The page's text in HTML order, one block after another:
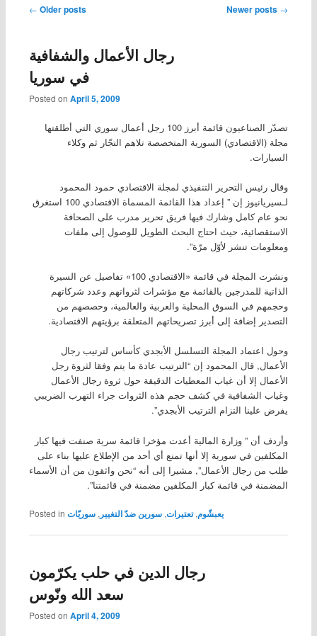
Post navigation
← Older posts Newer posts →
رجال الأعمال والشفافية
في سوريا
Posted on April 5, 2009
تصدّر الصناعيون قائمة أبرز 100 رجل أعمال سوري التي أطلقتها
مجلة (الاقتصادي) السورية المتخصصة تلاهم التجّار ثم وكلاء
السيارات.
وقال رئيس التحرير التنفيذي لمجلة الاقتصادي حمود المحمود
لـسيريانيوز إن ” إعداد هذا القائمة المسماة الاقتصادي 100 استغرق
نحو عام كامل وشارك فيها فريق تحرير مدرب على الصحافة
الاستقصائية، حيث احتاج البحث الطويل للوصول إلى ملفات
ومعلومات تنشر لأوّل مرّة”.
ونشرت المجلة في قائمة «الاقتصادي 100» تفاصيل عن السيرة
الذاتية للمدرجين بالقائمة مع مؤشرات لثرواتهم وعدد شركاتهم
وحجمهم في السوق المحلية والعربية والعالمية، وحصصهم من
التصدير إضافة إلى أبرز تصريحاتهم المتعلقة برؤيتهم الاقتصادية.
وحول اعتماد المجلة التسلسل الأبجدي كأساس لترتيب رجال
الأعمال, قال المحمود إن “الترتيب عادة ما يتم وفقا لثروة رجل
الأعمال إلا أن غياب المعطيات الدقيقة حول ثروة رجال الأعمال
وغياب الشفافية في كشف حجم هذه الثروات جراء التهرب الضريبي
يفرض علينا التزام الترتيب الأبجدي”.
وأردف أن ” وزارة المالية أعدت مؤخرا قائمة سرية صنفت فيها كبار
المكلفين في سورية إلا أنها تمنع أي أحد من الإطلاع عليها بناء على
طلب من رجال الأعمال”, مشيرا إلى أنه “نحن واثقون من أن الأسماء
المضمنة في قائمة كبار المكلفين مضمنة في قائمتنا”.
Posted in يعبشّوم,تعتيرات,سورين ضدّ التغيير,سوريّات
رجال الدين في حلب يكرّمون
سعد الله ونّوس
Posted on April 4, 2009